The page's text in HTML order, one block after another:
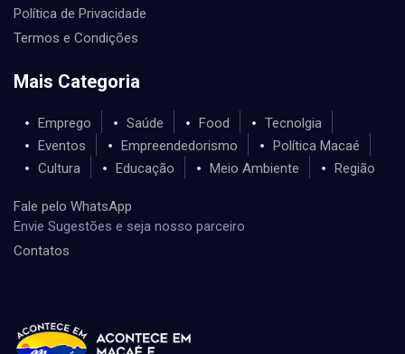
Política de Privacidade
Termos e Condições
Mais Categoria
Emprego Saúde Food
Tecnolgia
Eventos
Empreendedorismo
Política Macaé
Cultura
Educação Meio Ambiente Região
Fale pelo WhatsApp
Envie Sugestões e seja nosso parceiro
Contatos